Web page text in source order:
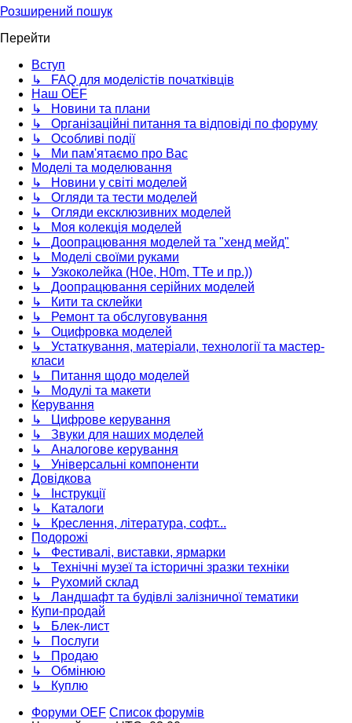
Розширений пошук
Перейти
Вступ
↳ FAQ для моделістів початківців
Наш OEF
↳ Новини та плани
↳ Організаційні питання та відповіді по форуму
↳ Особливі події
↳ Ми пам'ятаємо про Вас
Моделі та моделювання
↳ Новини у світі моделей
↳ Огляди та тести моделей
↳ Огляди ексклюзивних моделей
↳ Моя колекція моделей
↳ Доопрацювання моделей та "хенд мейд"
↳ Моделі своїми руками
↳ Узкоколейка (H0e, H0m, TTe и пр.))
↳ Доопрацювання серійних моделей
↳ Кити та склейки
↳ Ремонт та обслуговування
↳ Оцифровка моделей
↳ Устаткування, матеріали, технології та мастер-
класи
↳ Питання щодо моделей
↳ Модулі та макети
Керування
↳ Цифрове керування
↳ Звуки для наших моделей
↳ Аналогове керування
↳ Універсальні компоненти
Довідкова
↳ Інструкції
↳ Каталоги
↳ Креслення, література, софт...
Подорожі
↳ Фестивалі, виставки, ярмарки
↳ Технічні музеї та історичні зразки техніки
↳ Рухомий склад
↳ Ландшафт та будівлі залізничної тематики
Купи-продай
↳ Блек-лист
↳ Послуги
↳ Продаю
↳ Обмінюю
↳ Куплю
Форуми OEF Список форумів